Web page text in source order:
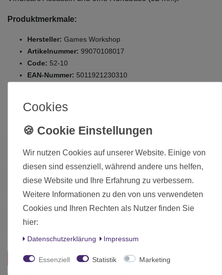
Produktmerkmale:
Hersteller: Games Workshop
Artikelnummer: 99070108017
Code: 52-10
EAN-Nummer: 5011921230310
Die hier angebotenen Modelle werden zerlegt und unbemalt
Zustand Neu
Art.-ID 1924
Altersfreigabe Ohne Altersbeschränkung
Das passt zu diesem Produkt:
Cookies
Wir nutzen Cookies auf unserer Website. Einige von
diesen sind essenziell, während andere uns helfen,
diese Website und Ihre Erfahrung zu verbessern.
Weitere Informationen zu den von uns verwendeten
Cookies und Ihren Rechten als Nutzer finden Sie
hier:
Daten­schutz­erklärung Impressum
Essenziell Statistik Marketing